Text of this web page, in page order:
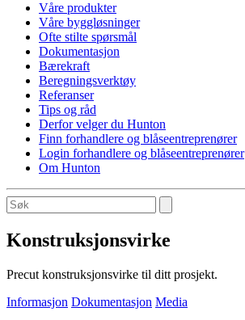
Våre produkter
Våre byggløsninger
Ofte stilte spørsmål
Dokumentasjon
Bærekraft
Beregningsverktøy
Referanser
Tips og råd
Derfor velger du Hunton
Finn forhandlere og blåseentreprenører
Login forhandlere og blåseentreprenører
Om Hunton
Konstruksjonsvirke
Precut konstruksjonsvirke til ditt prosjekt.
Informasjon Dokumentasjon Media